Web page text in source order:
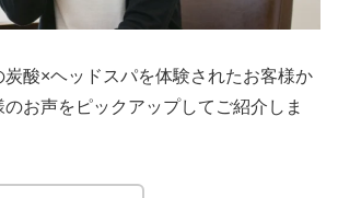
炭酸×ヘッドスパを体験されたお客様か
お声をピックアップしてご紹介しま